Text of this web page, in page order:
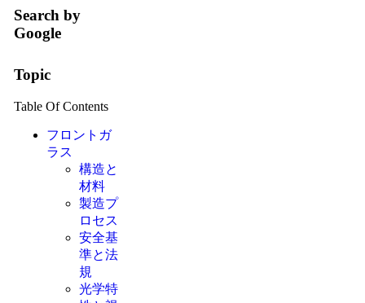
Search by
Google
Topic
Table Of Contents
フロントガ
ラス
構造と
材料
製造プ
ロセス
安全基
準と法
規
光学特